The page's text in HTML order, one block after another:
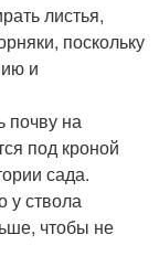
листья,
поскольку
и
почву на
под кроной
сада.
у ствола
чтобы не